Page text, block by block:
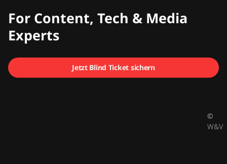
CMCX
For Content, Tech & Media
Experts
Jetzt Blind Ticket sichern
©
W&V